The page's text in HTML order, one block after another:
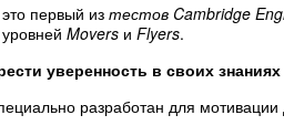
первый изтестов Cambridge
Movers и Flyers.
уверенность в своих знаниях
разработан для